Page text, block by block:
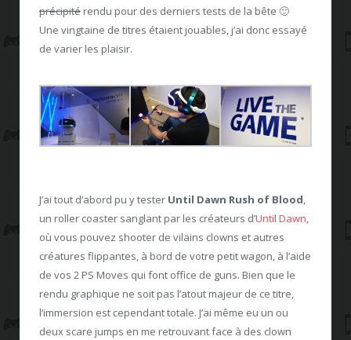
précipité rendu pour des derniers tests de la bête 🙂
Une vingtaine de titres étaient jouables, j’ai donc essayé
de varier les plaisir.
J’ai tout d’abord pu y tester Until Dawn Rush of Blood,
un roller coaster sanglant par les créateurs d’Until Dawn,
où vous pouvez shooter de vilains clowns et autres
créatures flippantes, à bord de votre petit wagon, à l’aide
de vos 2 PS Moves qui font office de guns. Bien que le
rendu graphique ne soit pas l’atout majeur de ce titre,
l’immersion est cependant totale. J’ai même eu un ou
deux scare jumps en me retrouvant face à des clown